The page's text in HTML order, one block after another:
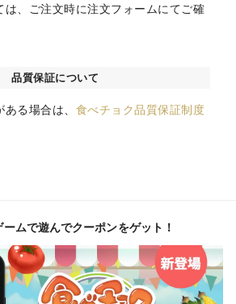
は、ご注文時に注文フォームにてご確
品質保証について
る場合は、 食べチョク品質保証制度
ムで遊んでクーポンをゲット！